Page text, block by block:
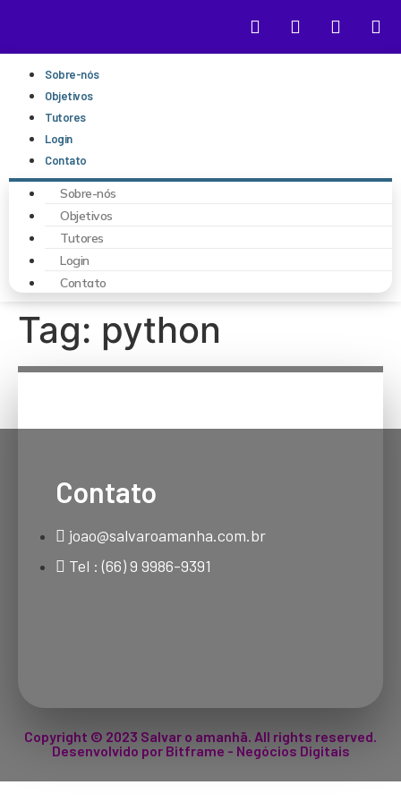
Sobre-nós
Objetivos
Tutores
Login
Contato
Sobre-nós
Objetivos
Tutores
Login
Contato
Tag: python
Contato
joao@salvaroamanha.com.br
Tel : (66) 9 9986-9391
Copyright © 2023 Salvar o amanhã. All rights reserved.
Desenvolvido por Bitframe - Negócios Digitais